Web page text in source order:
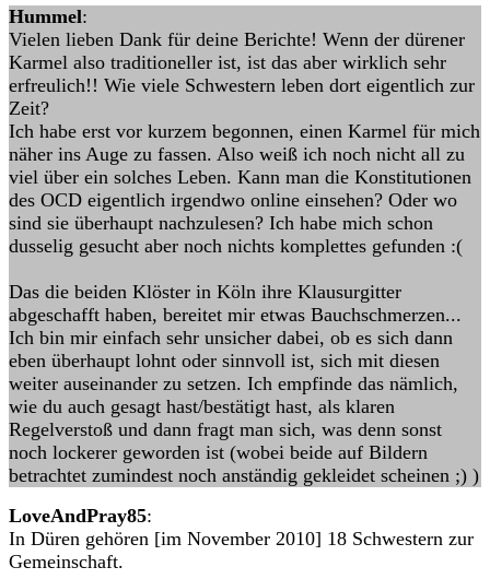
Hummel:
Vielen lieben Dank für deine Berichte! Wenn der dürener
Karmel also traditioneller ist, ist das aber wirklich sehr
erfreulich!! Wie viele Schwestern leben dort eigentlich zur
Zeit?
Ich habe erst vor kurzem begonnen, einen Karmel für mich
näher ins Auge zu fassen. Also weiß ich noch nicht all zu
viel über ein solches Leben. Kann man die Konstitutionen
des OCD eigentlich irgendwo online einsehen? Oder wo
sind sie überhaupt nachzulesen? Ich habe mich schon
dusselig gesucht aber noch nichts komplettes gefunden :(
Das die beiden Klöster in Köln ihre Klausurgitter
abgeschafft haben, bereitet mir etwas Bauchschmerzen...
Ich bin mir einfach sehr unsicher dabei, ob es sich dann
eben überhaupt lohnt oder sinnvoll ist, sich mit diesen
weiter auseinander zu setzen. Ich empfinde das nämlich,
wie du auch gesagt hast/bestätigt hast, als klaren
Regelverstoß und dann fragt man sich, was denn sonst
noch lockerer geworden ist (wobei beide auf Bildern
betrachtet zumindest noch anständig gekleidet scheinen ;) )
LoveAndPray85:
In Düren gehören [im November 2010] 18 Schwestern zur
Gemeinschaft.